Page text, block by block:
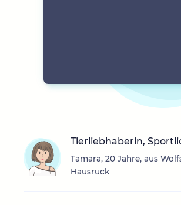
Tierliebhaberin,
Tamara, 20 Jahre, aus
Hausruck